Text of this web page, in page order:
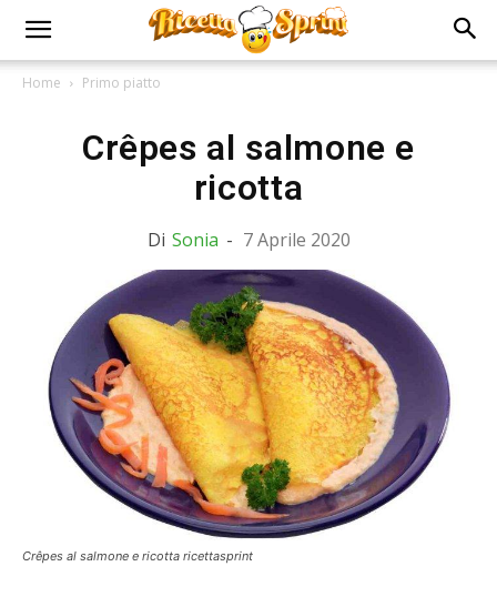
Home Primo piatto
Crêpes al salmone e
ricotta
Di Sonia - 7 Aprile 2020
Crêpes al salmone e ricotta ricettasprint